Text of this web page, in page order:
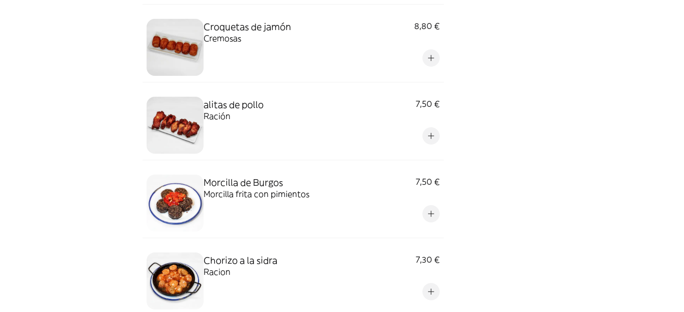
Croquetas de jamón
8,80 €
Cremosas
alitas de pollo
7,50 €
Ración
Morcilla de Burgos
7,50 €
Morcilla frita con pimientos
Chorizo a la sidra
7,30 €
Racion